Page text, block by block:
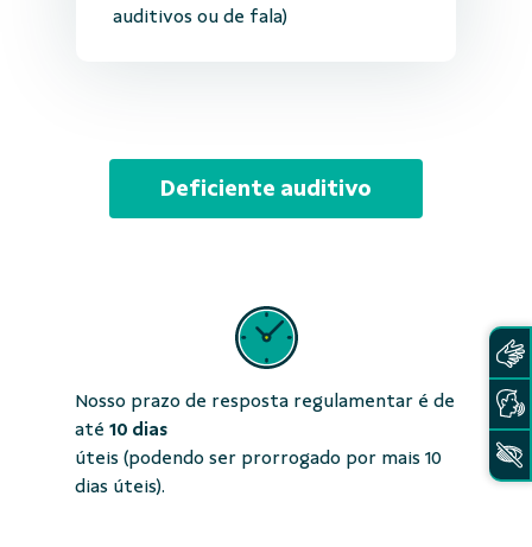
auditivos ou de fala)
Deficiente auditivo
Nosso prazo de resposta regulamentar é de
até 10 dias
úteis (podendo ser prorrogado por mais 10
dias úteis).